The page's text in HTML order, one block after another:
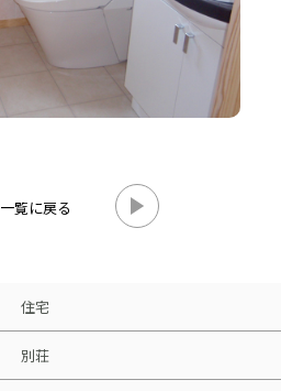
一覧に戻る
住宅
別荘